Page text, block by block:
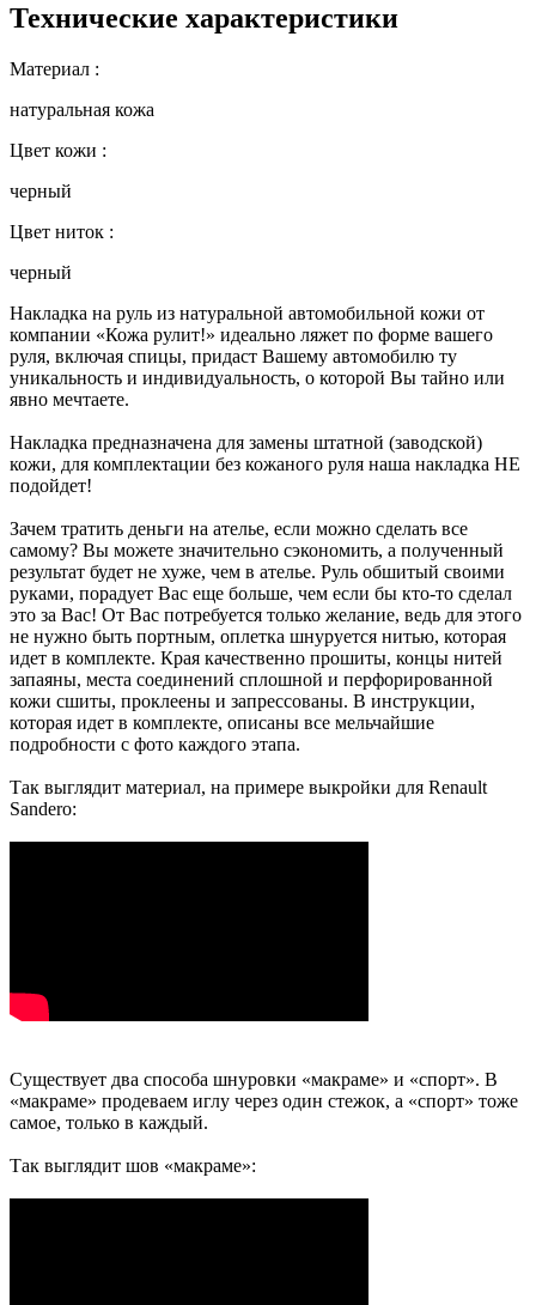
Технические характеристики
Материал :
натуральная кожа
Цвет кожи :
черный
Цвет ниток :
черный
Накладка на руль из натуральной автомобильной кожи от
компании «Кожа рулит!» идеально ляжет по форме вашего
руля, включая спицы, придаст Вашему автомобилю ту
уникальность и индивидуальность, о которой Вы тайно или
явно мечтаете.
Накладка предназначена для замены штатной (заводской)
кожи, для комплектации без кожаного руля наша накладка НЕ
подойдет!
Зачем тратить деньги на ателье, если можно сделать все
самому? Вы можете значительно сэкономить, а полученный
результат будет не хуже, чем в ателье. Руль обшитый своими
руками, порадует Вас еще больше, чем если бы кто-то сделал
это за Вас! От Вас потребуется только желание, ведь для этого
не нужно быть портным, оплетка шнуруется нитью, которая
идет в комплекте. Края качественно прошиты, концы нитей
запаяны, места соединений сплошной и перфорированной
кожи сшиты, проклеены и запрессованы. В инструкции,
которая идет в комплекте, описаны все мельчайшие
подробности с фото каждого этапа.
Так выглядит материал, на примере выкройки для Renault
Sandero:
Существует два способа шнуровки «макраме» и «спорт». В
«макраме» продеваем иглу через один стежок, а «спорт» тоже
самое, только в каждый.
Так выглядит шов «макраме»: